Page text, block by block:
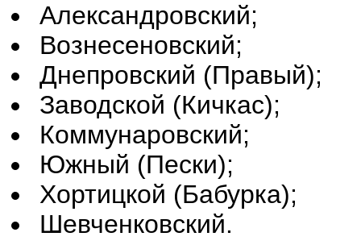
Александровский;
Вознесеновский;
Днепровский (Правый);
Заводской (Кичкас);
Коммунаровский;
Южный (Пески);
Хортицкой (Бабурка);
Шевченковский.